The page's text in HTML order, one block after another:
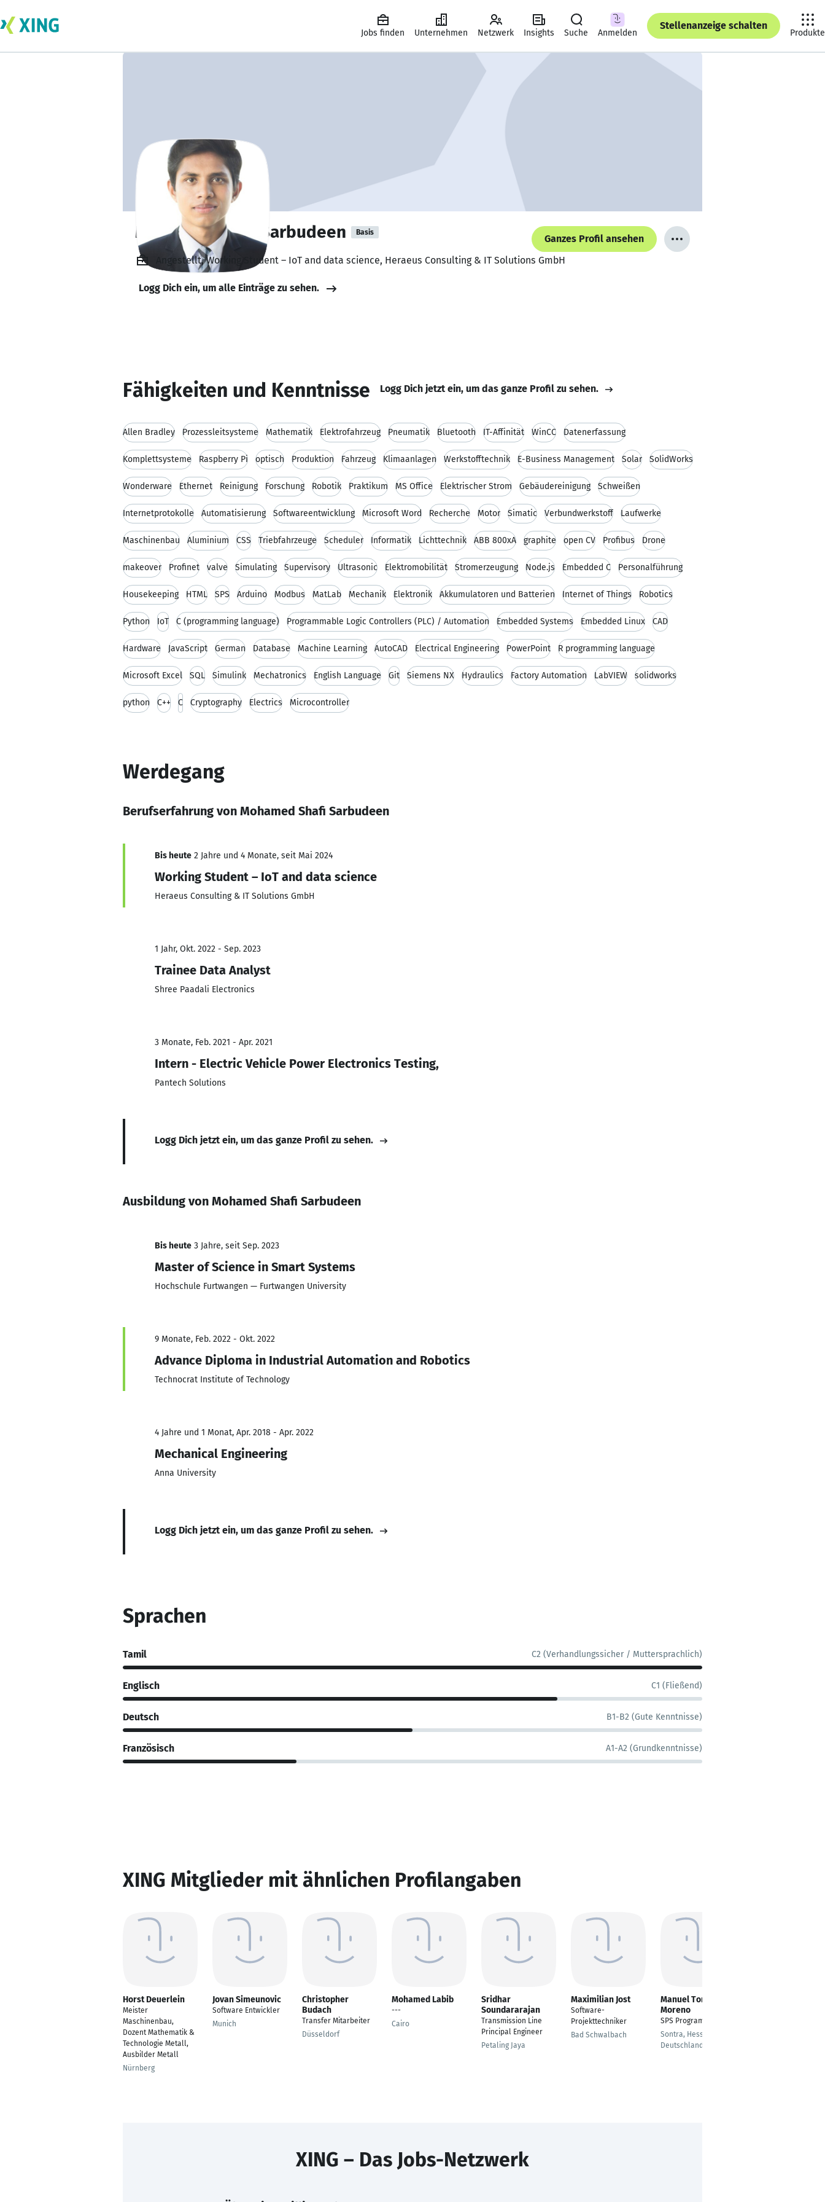
Jobs finden Unternehmen Netzwerk Insights Suche Anmelden
Stellenanzeige schalten
Produkte
Mohamed Shafi Sarbudeen Basis
Ganzes Profil ansehen
Angestellt, Working Student – IoT and data science, Heraeus Consulting & IT Solutions GmbH
Logg Dich ein, um alle Einträge zu sehen.
Fähigkeiten und Kenntnisse Logg Dich jetzt ein, um das ganze Profil zu sehen.
Allen Bradley Prozessleitsysteme Mathematik Elektrofahrzeug Pneumatik Bluetooth IT-Affinität WinCC Datenerfassung
Komplettsysteme Raspberry Pi optisch Produktion Fahrzeug Klimaanlagen Werkstofftechnik E-Business Management Solar SolidWorks
Wonderware Ethernet Reinigung Forschung Robotik Praktikum MS Office Elektrischer Strom Gebäudereinigung Schweißen
Internetprotokolle Automatisierung Softwareentwicklung Microsoft Word Recherche Motor Simatic Verbundwerkstoff Laufwerke
Maschinenbau Aluminium CSS Triebfahrzeuge Scheduler Informatik Lichttechnik ABB 800xA graphite open CV Profibus Drone
makeover Profinet valve Simulating Supervisory Ultrasonic Elektromobilität Stromerzeugung Node.js Embedded C Personalführung
Housekeeping HTML SPS Arduino Modbus MatLab Mechanik Elektronik Akkumulatoren und Batterien Internet of Things Robotics
Python IoT C (programming language) Programmable Logic Controllers (PLC) / Automation Embedded Systems Embedded Linux CAD
Hardware JavaScript German Database Machine Learning AutoCAD Electrical Engineering PowerPoint R programming language
Microsoft Excel SQL Simulink Mechatronics English Language Git Siemens NX Hydraulics Factory Automation LabVIEW solidworks
python C++ C Cryptography Electrics Microcontroller
Werdegang
Berufserfahrung von Mohamed Shafi Sarbudeen
Bis heute 2 Jahre und 4 Monate, seit Mai 2024
Working Student – IoT and data science
Heraeus Consulting & IT Solutions GmbH
1 Jahr, Okt. 2022 - Sep. 2023
Trainee Data Analyst
Shree Paadali Electronics
3 Monate, Feb. 2021 - Apr. 2021
Intern - Electric Vehicle Power Electronics Testing,
Pantech Solutions
Logg Dich jetzt ein, um das ganze Profil zu sehen.
Ausbildung von Mohamed Shafi Sarbudeen
Bis heute 3 Jahre, seit Sep. 2023
Master of Science in Smart Systems
Hochschule Furtwangen — Furtwangen University
9 Monate, Feb. 2022 - Okt. 2022
Advance Diploma in Industrial Automation and Robotics
Technocrat Institute of Technology
4 Jahre und 1 Monat, Apr. 2018 - Apr. 2022
Mechanical Engineering
Anna University
Logg Dich jetzt ein, um das ganze Profil zu sehen.
Sprachen
Tamil C2 (Verhandlungssicher / Muttersprachlich)
Englisch C1 (Fließend)
Deutsch B1-B2 (Gute Kenntnisse)
Französisch A1-A2 (Grundkenntnisse)
XING Mitglieder mit ähnlichen Profilangaben
Horst Deuerlein
Meister
Maschinenbau,
Dozent Mathematik &
Technologie Metall,
Ausbilder Metall
Nürnberg
Jovan Simeunovic
Software Entwickler
Munich
Christopher
Budach
Transfer Mitarbeiter
Düsseldorf
Mohamed Labib
---
Cairo
Sridhar
Soundararajan
Transmission Line
Principal Engineer
Petaling Jaya
Maximilian Jost
Software-
Projekttechniker
Bad Schwalbach
Manuel Toro
Moreno
SPS Programmierer
Sontra, Hessen,
Deutschland
XING – Das Jobs-Netzwerk